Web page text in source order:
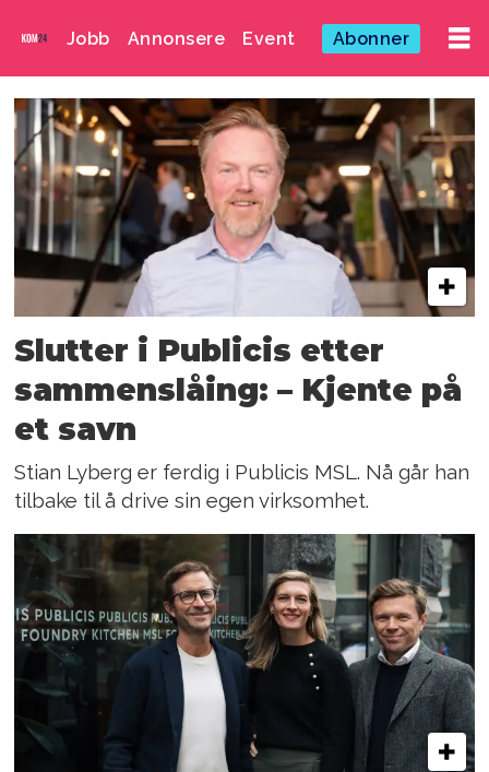
Jobb Annonsere Event Abonner
Emne:
publicis
msl
Slutter i Publicis etter
sammenslåing: – Kjente på
et savn
Stian Lyberg er ferdig i Publicis MSL. Nå går han
tilbake til å drive sin egen virksomhet.